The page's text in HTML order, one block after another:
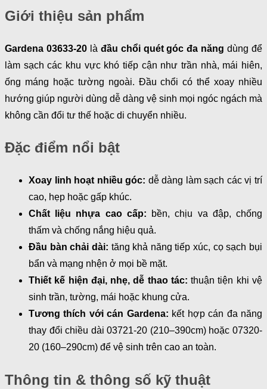
Giới thiệu sản phẩm
Gardena 03633-20là đầu chổi quét góc đa năng dùng để
làm sạch các khu vực khó tiếp cận như trần nhà, mái hiên,
ống máng hoặc tường ngoài. Đầu chổi có thể xoay nhiều
hướng giúp người dùng dễ dàng vệ sinh mọi ngóc ngách mà
không cần đổi tư thế hoặc di chuyển nhiều.
Đặc điểm nổi bật
Xoay linh hoạt nhiều góc: dễ dàng làm sạch các vị trí
cao, hẹp hoặc gấp khúc.
Chất liệu nhựa cao cấp: bền, chịu va đập, chống
thấm và chống nắng hiệu quả.
Đầu bàn chải dài: tăng khả năng tiếp xúc, cọ sạch bụi
bẩn và mạng nhện ở mọi bề mặt.
Thiết kế hiện đại, nhẹ, dễ thao tác: thuận tiện khi vệ
sinh trần, tường, mái hoặc khung cửa.
Tương thích với cán Gardena: kết hợp cán đa năng
thay đổi chiều dài 03721-20 (210–390cm) hoặc 07320-
20 (160–290cm) để vệ sinh trên cao an toàn.
Thông tin & thông số kỹ thuật